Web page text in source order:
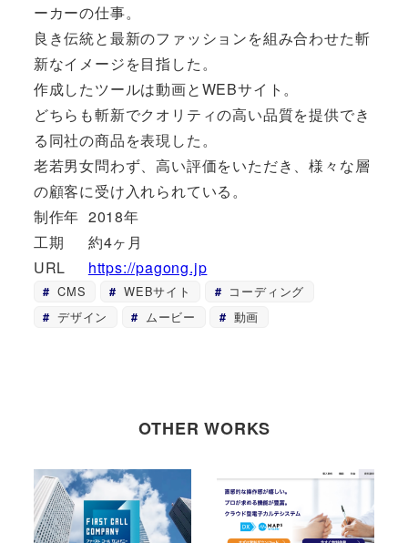
ーカーの仕事。
良き伝統と最新のファッションを組み合わせた斬
新なイメージを目指した。
作成したツールは動画とWEBサイト。
どちらも斬新でクオリティの高い品質を提供でき
る同社の商品を表現した。
老若男女問わず、高い評価をいただき、様々な層
の顧客に受け入れられている。
制作年 2018年
工期
約4ヶ月
URL
https://pagong.jp
CMS WEBサイト
コーディング
デザイン
ムービー 動画
OTHER WORKS